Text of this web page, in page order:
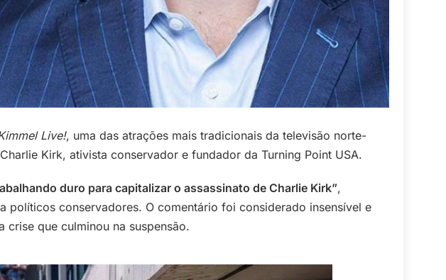
Live!, uma das atrações mais tradicionais da televisão norte-
Kirk, ativista conservador e fundador da Turning Point USA.
duro para capitalizar o assassinato de Charlie Kirk”,
políticos conservadores. O comentário foi considerado insensível e
que culminou na suspensão.